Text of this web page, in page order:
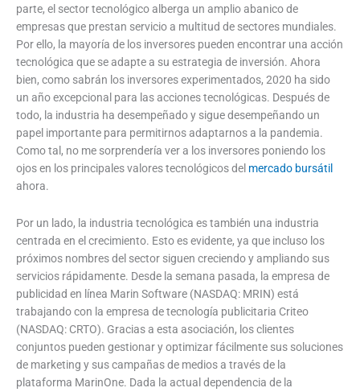
parte, el sector tecnológico alberga un amplio abanico de
empresas que prestan servicio a multitud de sectores mundiales.
Por ello, la mayoría de los inversores pueden encontrar una acción
tecnológica que se adapte a su estrategia de inversión. Ahora
bien, como sabrán los inversores experimentados, 2020 ha sido
un año excepcional para las acciones tecnológicas. Después de
todo, la industria ha desempeñado y sigue desempeñando un
papel importante para permitirnos adaptarnos a la pandemia.
Como tal, no me sorprendería ver a los inversores poniendo los
ojos en los principales valores tecnológicos del mercado bursátil
ahora.
Por un lado, la industria tecnológica es también una industria
centrada en el crecimiento. Esto es evidente, ya que incluso los
próximos nombres del sector siguen creciendo y ampliando sus
servicios rápidamente. Desde la semana pasada, la empresa de
publicidad en línea Marin Software (NASDAQ: MRIN) está
trabajando con la empresa de tecnología publicitaria Criteo
(NASDAQ: CRTO). Gracias a esta asociación, los clientes
conjuntos pueden gestionar y optimizar fácilmente sus soluciones
de marketing y sus campañas de medios a través de la
plataforma MarinOne. Dada la actual dependencia de la